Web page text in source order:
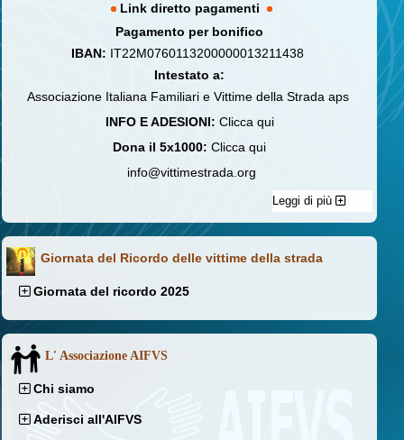
Link diretto pagamenti
Pagamento per bonifico
IBAN: IT22M0760113200000013211438
Intestato a:
Associazione Italiana Familiari e Vittime della Strada aps
INFO E ADESIONI: Clicca qui
Dona il 5x1000: Clicca qui
info@vittimestrada.org
Leggi di più
Giornata del Ricordo delle vittime della strada
Giornata del ricordo 2025
L' Associazione AIFVS
Chi siamo
Aderisci all'AIFVS